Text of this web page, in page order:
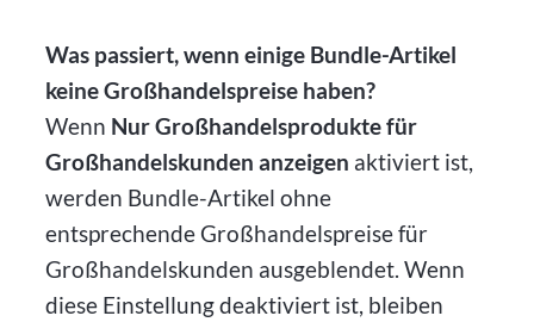
Was passiert, wenn einige Bundle-Artikel
keine Großhandelspreise haben?
Wenn Nur Großhandelsprodukte für
Großhandelskunden anzeigen aktiviert ist,
werden Bundle-Artikel ohne
entsprechende Großhandelspreise für
Großhandelskunden ausgeblendet. Wenn
diese Einstellung deaktiviert ist, bleiben